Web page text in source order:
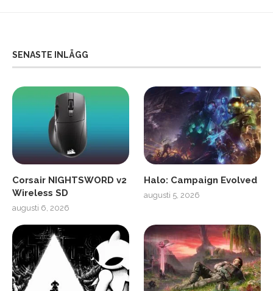
SENASTE INLÄGG
Corsair NIGHTSWORD v2
Wireless SD
augusti 6, 2026
Halo: Campaign Evolved
augusti 5, 2026